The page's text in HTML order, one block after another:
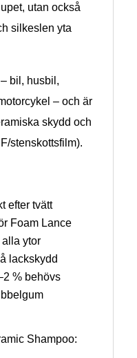
utan också
silkeslen yta
bil, husbil,
– och är
skydd och
stenskottsfilm).
efter tvätt
Foam Lance
ytor
lackskydd
% behövs
Shampoo: